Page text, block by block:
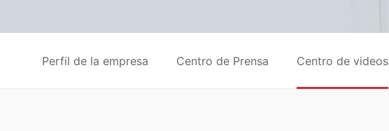
Perfil de la empresa Centro de Prensa Centro de videos